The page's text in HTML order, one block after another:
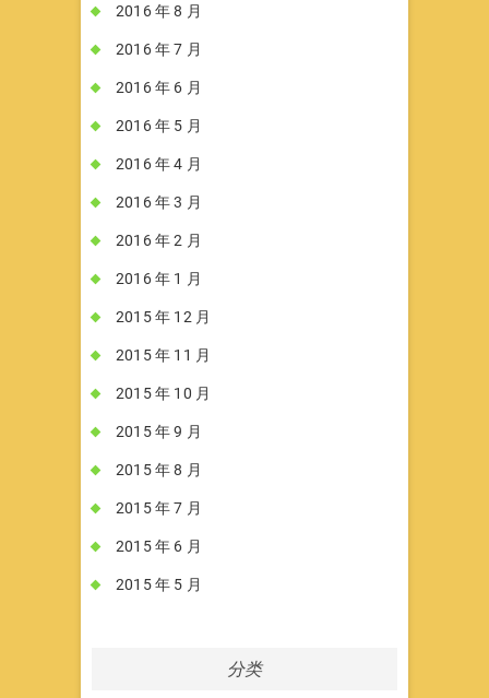
2016 年 8 月
2016 年 7 月
2016 年 6 月
2016 年 5 月
2016 年 4 月
2016 年 3 月
2016 年 2 月
2016 年 1 月
2015 年 12 月
2015 年 11 月
2015 年 10 月
2015 年 9 月
2015 年 8 月
2015 年 7 月
2015 年 6 月
2015 年 5 月
分类